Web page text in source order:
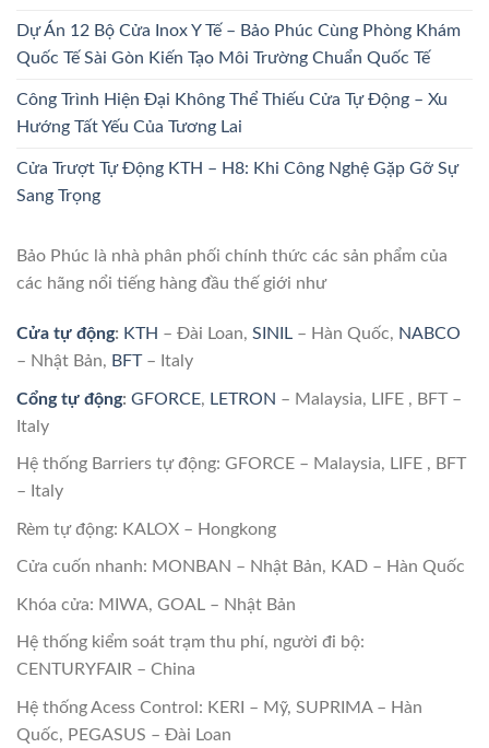
Dự Án 12 Bộ Cửa Inox Y Tế – Bảo Phúc Cùng Phòng Khám
Quốc Tế Sài Gòn Kiến Tạo Môi Trường Chuẩn Quốc Tế
Công Trình Hiện Đại Không Thể Thiếu Cửa Tự Động – Xu
Hướng Tất Yếu Của Tương Lai
Cửa Trượt Tự Động KTH – H8: Khi Công Nghệ Gặp Gỡ Sự
Sang Trọng
Bảo Phúc là nhà phân phối chính thức các sản phẩm của
các hãng nổi tiếng hàng đầu thế giới như
Cửa tự động: KTH – Đài Loan, SINIL – Hàn Quốc, NABCO
– Nhật Bản, BFT– Italy
Cổng tự động: GFORCE, LETRON – Malaysia, LIFE , BFT –
Italy
Hệ thống Barriers tự động: GFORCE – Malaysia, LIFE , BFT
– Italy
Rèm tự động: KALOX – Hongkong
Cửa cuốn nhanh: MONBAN – Nhật Bản, KAD – Hàn Quốc
Khóa cửa: MIWA, GOAL – Nhật Bản
Hệ thống kiểm soát trạm thu phí, người đi bộ:
CENTURYFAIR – China
Hệ thống Acess Control: KERI – Mỹ, SUPRIMA – Hàn
Quốc, PEGASUS – Đài Loan